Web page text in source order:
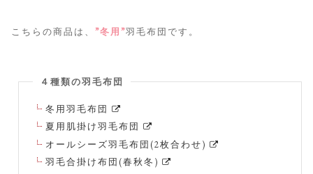
こちらの商品は、 ”冬用”羽毛布団です。
４種類の羽毛布団
冬用羽毛布団
夏用肌掛け羽毛布団
オールシーズ羽毛布団(2枚合わせ)
羽毛合掛け布団(春秋冬)